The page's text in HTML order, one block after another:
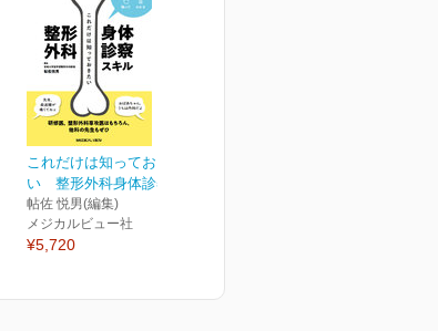
これだけは知っておきた
い 整形外科身体診察ス...
帖佐 悦男(編集)
メジカルビュー社
¥5,720